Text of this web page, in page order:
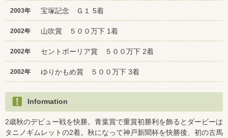
2003年 宝塚記念 Ｇ１ 5着
2002年 山吹賞 ５００万下 1着
2002年 セントポーリア賞 ５００万下 2着
2002年 ゆりかもめ賞 ５００万下 3着
Information
2歳秋のデビュー戦を快勝。青葉賞で重賞初勝利を飾るとダービーは
タニノギムレットの2着。秋になって神戸新聞杯を快勝後、初の古馬